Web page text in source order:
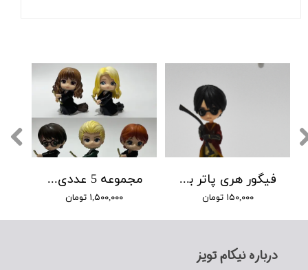
مجموعه 5 عددی هریپاتر با چوب جادو
۱,۵۰۰,۰۰۰ تومان
فیگور هری پاتر با جارو
۱۵۰,۰۰۰ تومان
​درباره نیکام تویز